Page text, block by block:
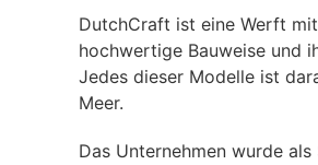
DutchCraft ist eine Werft
hochwertige Bauweise und
Jedes dieser Modelle ist
Meer.
Das Unternehmen wurde